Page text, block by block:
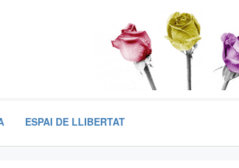
ESPAI DE LLIBERTAT